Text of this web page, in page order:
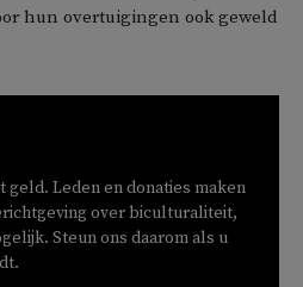
hun overtuigingen ook geweld
geld. Leden en donaties maken
over biculturaliteit,
Steun ons daarom als u